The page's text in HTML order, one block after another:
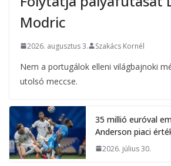
Modric
2026. augusztus 3. Szakács Kornél
Nem a portugálok elleni világbajnoki
utolsó meccse.
35 millió euróval
Anderson piaci
2026. július 30.